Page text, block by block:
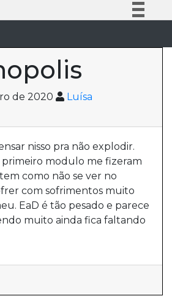
Comunica BR
Participe
Legislação
de 2020
Luísa
nisso pra não explodir.
primeiro modulo me fizeram
como não se ver no
com sofrimentos muito
EaD é tão pesado e parece
muito ainda fica faltando